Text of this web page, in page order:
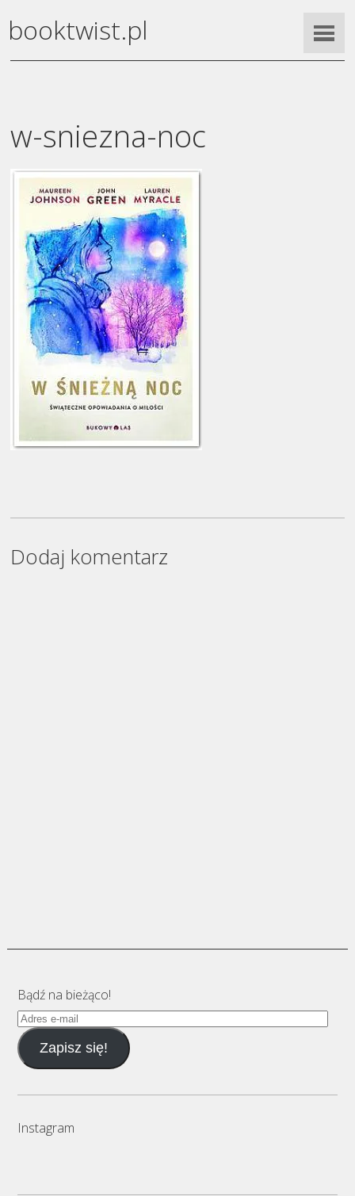
booktwist.pl
w-sniezna-noc
Dodaj komentarz
Bądź na bieżąco!
Adres
e-
mailZapisz się!
Instagram